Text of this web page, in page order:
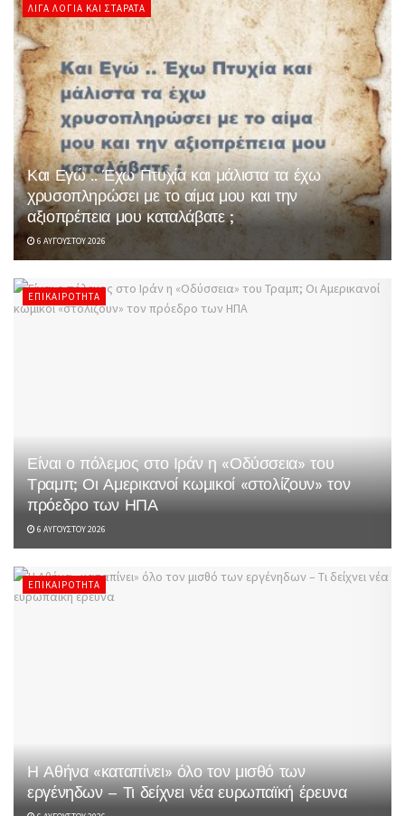
ΛΊΓΑ ΛΌΓΙΑ ΚΑΙ ΣΤΑΡΆΤΑ
Και Εγώ .. Έχω Πτυχία και μάλιστα τα έχω
χρυσοπληρώσει με το αίμα μου και την
αξιοπρέπεια μου καταλάβατε ;
6 ΑΥΓΟΎΣΤΟΥ 2026
ΕΠΙΚΑΙΡΌΤΗΤΑ
Είναι ο πόλεμος στο Ιράν η «Οδύσσεια» του
Τραμπ; Οι Αμερικανοί κωμικοί «στολίζουν» τον
πρόεδρο των ΗΠΑ
6 ΑΥΓΟΎΣΤΟΥ 2026
ΕΠΙΚΑΙΡΌΤΗΤΑ
Η Αθήνα «καταπίνει» όλο τον μισθό των
εργένηδων – Τι δείχνει νέα ευρωπαϊκή έρευνα